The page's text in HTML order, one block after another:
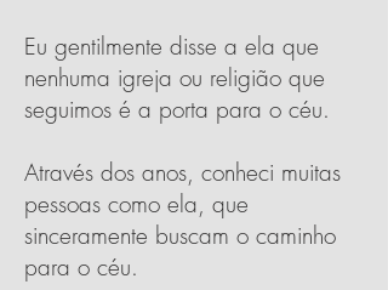
Eu gentilmente disse a ela que
nenhuma igreja ou religião que
seguimos é a porta para o céu.
Através dos anos, conheci muitas
pessoas como ela, que
sinceramente buscam o caminho
para o céu.